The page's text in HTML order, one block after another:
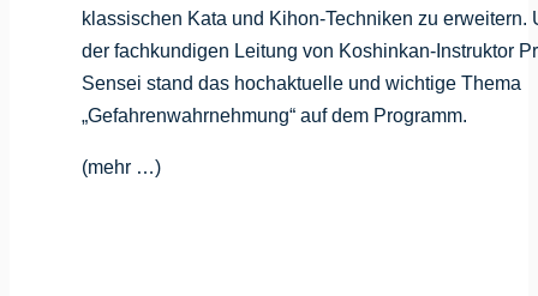
klassischen Kata und Kihon-Techniken zu erweitern.
der fachkundigen Leitung von Koshinkan-Instruktor
Sensei stand das hochaktuelle und wichtige Thema
„Gefahrenwahrnehmung“ auf dem Programm.
(mehr …)